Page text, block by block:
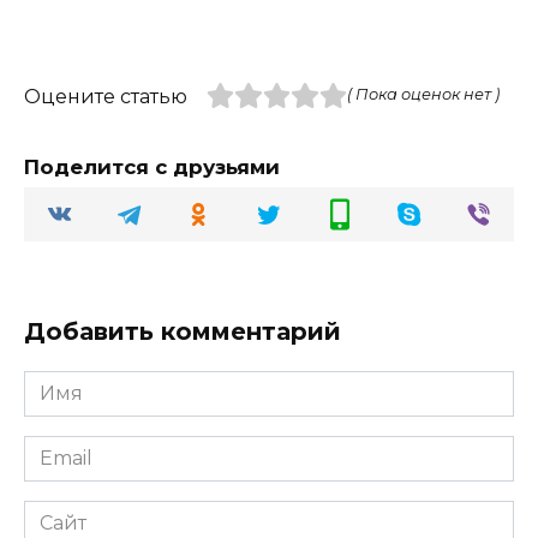
Оцените статью ( Пока оценок нет )
Поделится с друзьями
Добавить комментарий
Имя
Email
Сайт